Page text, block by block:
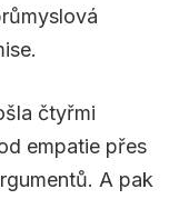
čtyřmi
empatie přes
A pak